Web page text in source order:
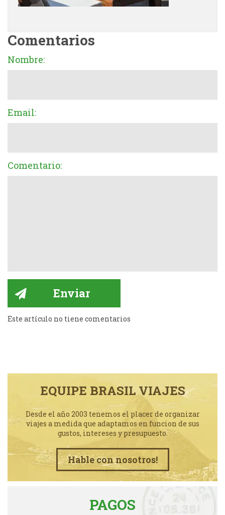
Comentarios
Nombre:
Email:
Comentario:
Este artículo no tiene comentarios
EQUIPE BRASIL VIAJES
Desde el año 2003 tenemos el placer de organizar
viajes a medida que adaptamos en funcion de sus
gustos, intereses y presupuesto.
Hable con nosotros!
PAGOS